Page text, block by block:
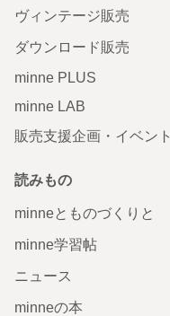
ヴィンテージ販売
ダウンロード販売
minne PLUS
minne LAB
販売支援企画・イベント
読みもの
minneとものづくりと
minne学習帖
ニュース
minneの本